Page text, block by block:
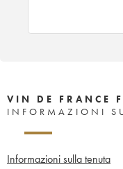
VIN DE FRANCE
INFORMAZIONI
Informazioni sulla tenuta